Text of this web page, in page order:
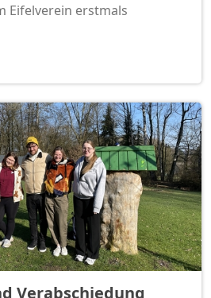
Eifelverein erstmals
Verabschiedung